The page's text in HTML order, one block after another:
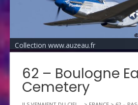
Collection www.auzeau.fr
62 – Boulogne
Cemetery